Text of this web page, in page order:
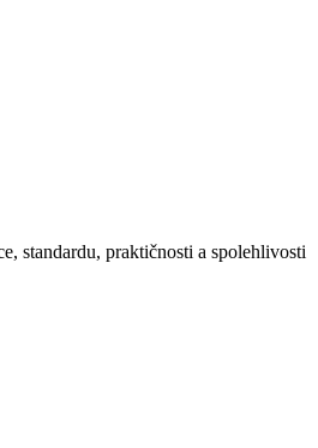
standardu, praktičnosti a spolehlivosti